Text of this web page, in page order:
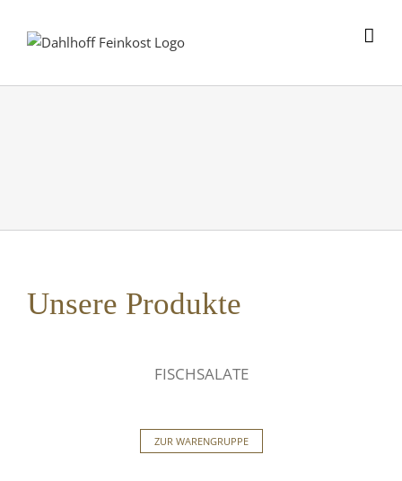
Unsere Produkte
FISCHSALATE
ZUR WARENGRUPPE